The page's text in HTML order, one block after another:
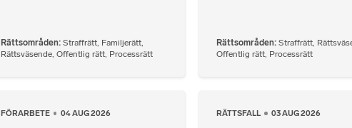
Rättsområden Straffrätt, Familjerätt,
Rättsväsende, Offentlig rätt, Processrätt
Rättsområden Straffrätt
Offentlig rätt Processrätt
FÖRARBETE 04 AUG 2026 RÄTTSFALL 03 AUG 2026